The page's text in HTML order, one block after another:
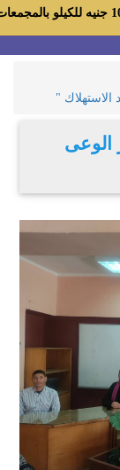
الاستهلاك "
الوعى